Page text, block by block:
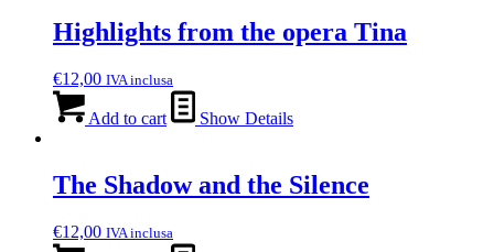
Highlights from the opera Tina
€12,00 IVA inclusa
Add to cart Show Details
The Shadow and the Silence
€12,00 IVA inclusa